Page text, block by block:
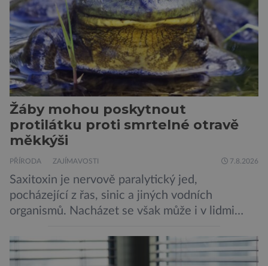
Žáby mohou poskytnout
protilátku proti smrtelné otravě
měkkýši
PŘÍRODA ZAJÍMAVOSTI 7.8.2026
Saxitoxin je nervově paralytický jed,
pocházející z řas, sinic a jiných vodních
organismů. Nacházet se však může i v lidmi
slávky. K příznakům otravy patří paralýza
dýchacích cest, dojít však může až k udušení.